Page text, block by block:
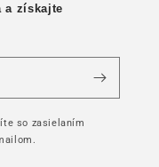
a získajte
so zasielaním